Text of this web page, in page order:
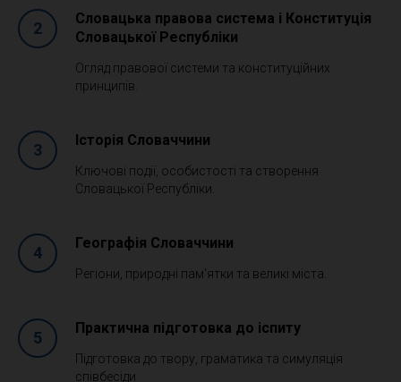
Словацька правова система і Конституція
Словацької Республіки
Огляд правової системи та конституційних
принципів.
Історія Словаччини
Ключові події, особистості та створення
Словацької Республіки.
Географія Словаччини
Регіони, природні пам'ятки та великі міста.
Практична підготовка до іспиту
Підготовка до твору, граматика та симуляція
співбесіди